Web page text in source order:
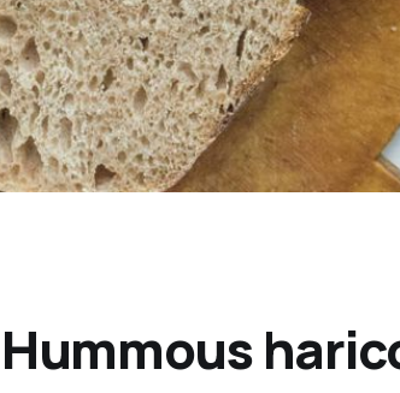
Hummous